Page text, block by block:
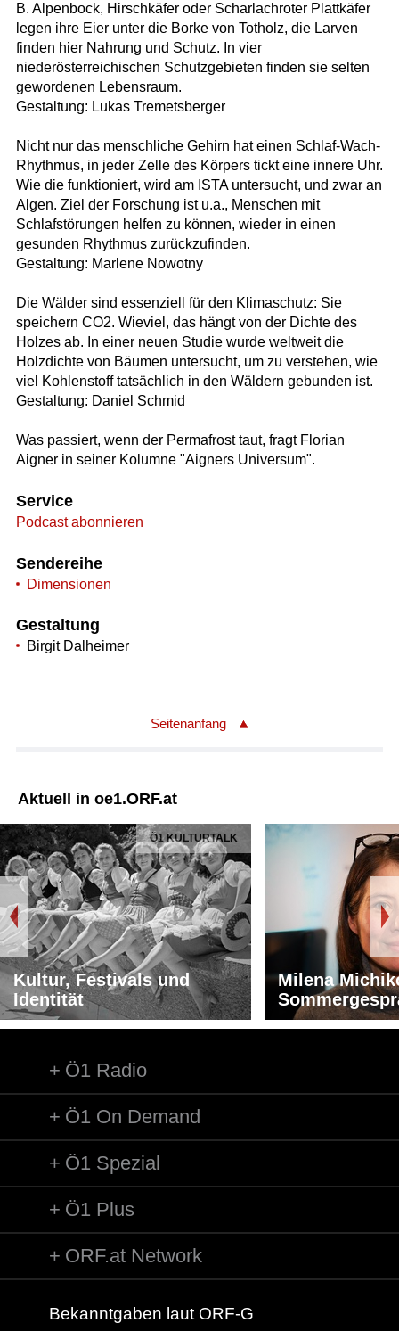
B. Alpenbock, Hirschkäfer oder Scharlachroter Plattkäfer
legen ihre Eier unter die Borke von Totholz, die Larven
finden hier Nahrung und Schutz. In vier
niederösterreichischen Schutzgebieten finden sie selten
gewordenen Lebensraum.
Gestaltung: Lukas Tremetsberger
Nicht nur das menschliche Gehirn hat einen Schlaf-Wach-
Rhythmus, in jeder Zelle des Körpers tickt eine innere Uhr.
Wie die funktioniert, wird am ISTA untersucht, und zwar an
Algen. Ziel der Forschung ist u.a., Menschen mit
Schlafstörungen helfen zu können, wieder in einen
gesunden Rhythmus zurückzufinden.
Gestaltung: Marlene Nowotny
Die Wälder sind essenziell für den Klimaschutz: Sie
speichern CO2. Wieviel, das hängt von der Dichte des
Holzes ab. In einer neuen Studie wurde weltweit die
Holzdichte von Bäumen untersucht, um zu verstehen, wie
viel Kohlenstoff tatsächlich in den Wäldern gebunden ist.
Gestaltung: Daniel Schmid
Was passiert, wenn der Permafrost taut, fragt Florian
Aigner in seiner Kolumne "Aigners Universum".
Service
Podcast abonnieren
Sendereihe
Dimensionen
Gestaltung
Birgit Dalheimer
Seitenanfang
Aktuell in oe1.ORF.at
Ö1 KULTURTALK
Kultur, Festivals und
Identität
Milena
Ö1 Radio
Ö1 On Demand
Ö1 Spezial
Ö1 Plus
ORF.at Network
Bekanntgaben laut ORF-G